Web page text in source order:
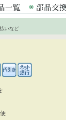
いなど